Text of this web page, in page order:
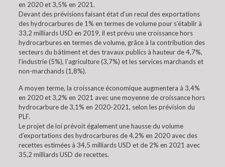
en 2020 et 3,5% en 2021.
Devant des prévisions faisant état d’un recul des exportations
des hydrocarbures de 1% en termes de volume pour s’établir à
33,2 milliards USD en 2019, il est prévu une croissance hors
hydrocarbures en termes de volume, grâce à la contribution des
secteurs du bâtiment et des travaux publics à hauteur de 4,7%,
l’industrie (5%), l’agriculture (3,7%) et les services marchands et
non-marchands (1,8%).
A moyen terme, la croissance économique augmentera à 3,4%
en 2020 et 3,2% en 2021 avec une moyenne de croissance hors
hydrocarbure de 3,1% en 2020-2021, selon les prévision du
PLF.
Le projet de loi prévoit également une hausse du volume
d’exportations des hydrocarbures de 4,2% en 2020 avec des
recettes estimées à 34,5 milliards USD et de 2% en 2021 avec
35,2 milliards USD de recettes.